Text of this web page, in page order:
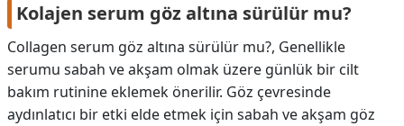
Kolajen serum göz altına sürülür mu?
Collagen serum göz altına sürülür mu?, Genellikle
serumu sabah ve akşam olmak üzere günlük bir cilt
bakım rutinine eklemek önerilir. Göz çevresinde
aydınlatıcı bir etki elde etmek için sabah ve akşam göz